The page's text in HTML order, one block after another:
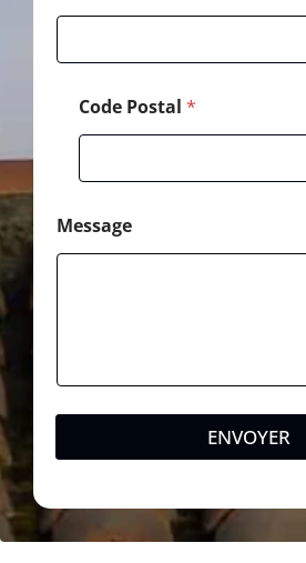
Code Postal *
Message
ENVOYER